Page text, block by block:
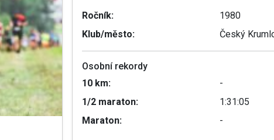
Ročník:
1980
Klub/město:
Český
Osobní rekordy
10 km:
-
1/2 maraton:
1:31:05
Maraton:
-